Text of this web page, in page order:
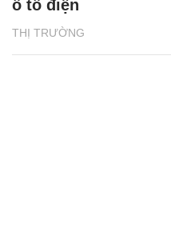
THỊ TRƯỜNG
ô tô điện